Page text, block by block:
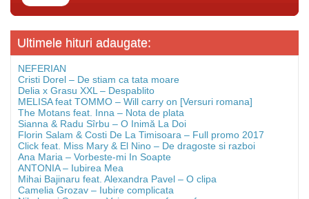
Ultimele hituri adaugate:
NEFERIAN
Cristi Dorel – De stiam ca tata moare
Delia x Grasu XXL – Despablito
MELISA feat TOMMO – Will carry on [Versuri romana]
The Motans feat. Inna – Nota de plata
Sianna & Radu Sîrbu – O Inimă La Doi
Florin Salam & Costi De La Timisoara – Full promo 2017
Click feat. Miss Mary & El Nino – De dragoste si razboi
Ana Maria – Vorbeste-mi In Soapte
ANTONIA – Iubirea Mea
Mihai Bajinaru feat. Alexandra Pavel – O clipa
Camelia Grozav – Iubire complicata